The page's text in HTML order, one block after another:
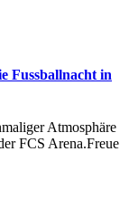
Fussballnacht in
Atmosphäre
FCS Arena.Freue